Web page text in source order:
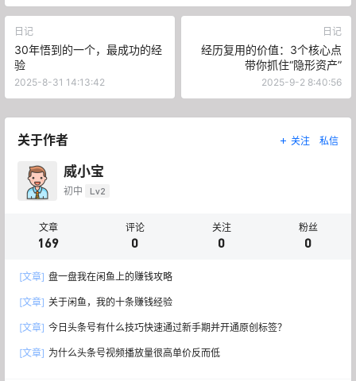
日记
30年悟到的一个，最成功的经
验
2025-8-31 14:13:42
日记
经历复用的价值：3个核心点
带你抓住“隐形资产”
2025-9-2 8:40:56
关于作者 关注 私信
威小宝
初中 Lv2
文章
169
评论
0
关注
0
粉丝
0
[文章] 盘一盘我在闲鱼上的赚钱攻略
[文章] 关于闲鱼，我的十条赚钱经验
[文章] 今日头条号有什么技巧快速通过新手期并开通原创标签？
[文章] 为什么头条号视频播放量很高单价反而低